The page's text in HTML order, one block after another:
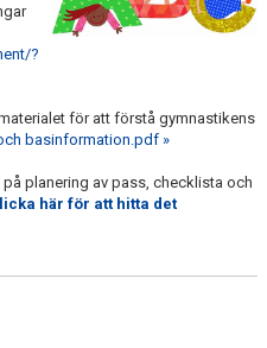
?
för att förstå gymnastikens
basinformation.pdf »
planering av pass, checklista och
här för att hitta det